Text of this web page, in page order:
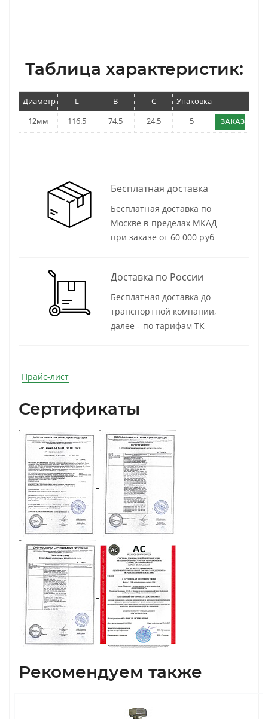
Таблица характеристик:
Диаметр L B C
Упаковка
12мм
116.5 74.5 24.5 5 ЗАКАЗАТЬ
Бесплатная доставка
Бесплатная доставка по
Москве в пределах МКАД
при заказе от 60 000 руб
Доставка по России
Бесплатная доставка до
транспортной компании,
далее - по тарифам ТК
Прайс-лист
Сертификаты
Рекомендуем также